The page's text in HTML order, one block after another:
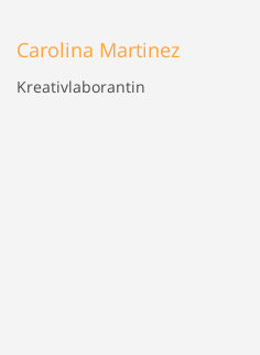
Carolina Martinez
Kreativlaborantin